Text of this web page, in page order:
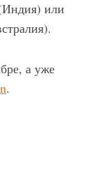
или
а уже
.